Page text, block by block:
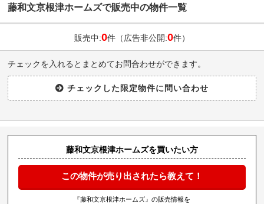
藤和文京根津ホームズで販売中の物件一覧
販売中:0件（広告非公開:0件）
チェックを入れるとまとめてお問合わせができます。
藤和文京根津ホームズを買いたい方
この物件が売り出されたら教えて！
『藤和文京根津ホームズ』の販売情報を